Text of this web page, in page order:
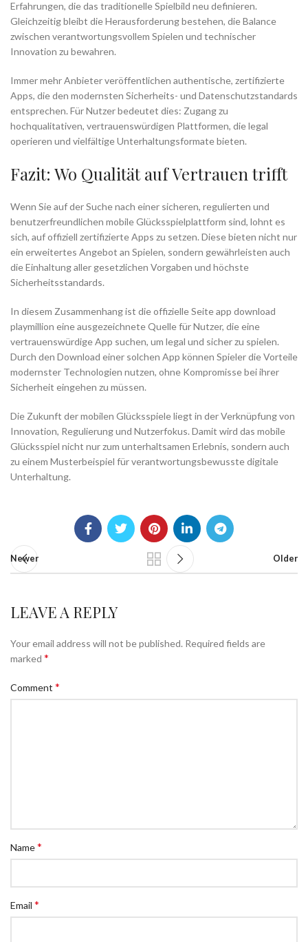
Erfahrungen, die das traditionelle Spielbild neu definieren.
Gleichzeitig bleibt die Herausforderung bestehen, die Balance
zwischen verantwortungsvollem Spielen und technischer
Innovation zu bewahren.
Immer mehr Anbieter veröffentlichen authentische, zertifizierte
Apps, die den modernsten Sicherheits- und Datenschutzstandards
entsprechen. Für Nutzer bedeutet dies: Zugang zu
hochqualitativen, vertrauenswürdigen Plattformen, die legal
operieren und vielfältige Unterhaltungsformate bieten.
Fazit: Wo Qualität auf Vertrauen trifft
Wenn Sie auf der Suche nach einer sicheren, regulierten und
benutzerfreundlichen mobile Glücksspielplattform sind, lohnt es
sich, auf offiziell zertifizierte Apps zu setzen. Diese bieten nicht nur
ein erweitertes Angebot an Spielen, sondern gewährleisten auch
die Einhaltung aller gesetzlichen Vorgaben und höchste
Sicherheitsstandards.
In diesem Zusammenhang ist die offizielle Seite app download
playmillion eine ausgezeichnete Quelle für Nutzer, die eine
vertrauenswürdige App suchen, um legal und sicher zu spielen.
Durch den Download einer solchen App können Spieler die Vorteile
modernster Technologien nutzen, ohne Kompromisse bei ihrer
Sicherheit eingehen zu müssen.
Die Zukunft der mobilen Glücksspiele liegt in der Verknüpfung von
Innovation, Regulierung und Nutzerfokus. Damit wird das mobile
Glücksspiel nicht nur zum unterhaltsamen Erlebnis, sondern auch
zu einem Musterbeispiel für verantwortungsbewusste digitale
Unterhaltung.
Newer Older
LEAVE A REPLY
Your email address will not be published. Required fields are
marked *
Comment *
Name*
Email *